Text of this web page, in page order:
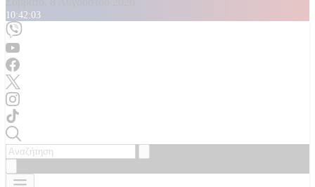
10:42:05